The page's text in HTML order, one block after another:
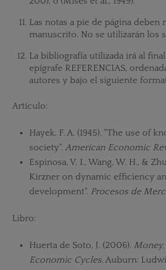
Las notas a pie de página deben
manuscrito. No se utilizarán los
La bibliografía utilizada irá al
epígrafe REFERENCIAS,
autores y bajo el siguiente
Artículo:
Hayek, F. A. (1945). "The use of
society". American Economic
Espinosa, V. I., Wang, W. H., &
Kirzner on dynamic efficiency
development". Procesos de
Libro:
Huerta de Soto, J. (2006).
Economic Cycles. Auburn: